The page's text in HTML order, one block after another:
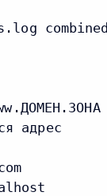
адрес